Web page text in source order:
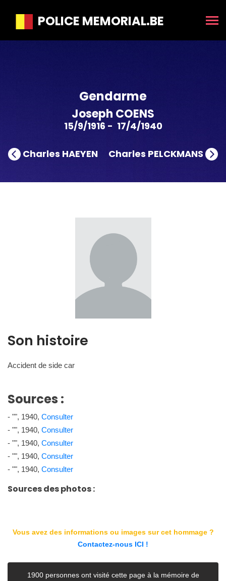
POLICE MEMORIAL.BE
Gendarme
Joseph COENS
15/9/1916 - 17/4/1940
Charles HAEYEN Charles PELCKMANS
Son histoire
Accident de side car
Sources :
- "", 1940, Consulter
- "", 1940, Consulter
- "", 1940, Consulter
- "", 1940, Consulter
- "", 1940, Consulter
Sources des photos :
Vous avez des informations ou images sur cet hommage ?
Contactez-nous ICI !
1900 personnes ont visité cette page à la mémoire de